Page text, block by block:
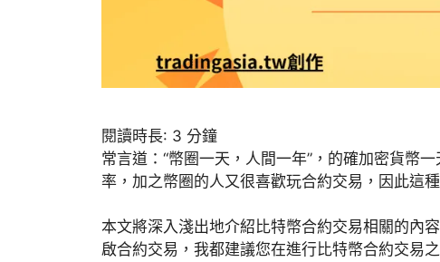
閱讀時長: 3 分鐘
常言道：“幣圈一天，人間一年”，的確加密貨幣
率，加之幣圈的人又很喜歡玩合約交易，因此這
本文將深入淺出地介紹比特幣合約交易相關的內
啟合約交易，我都建議您在進行比特幣合約交易